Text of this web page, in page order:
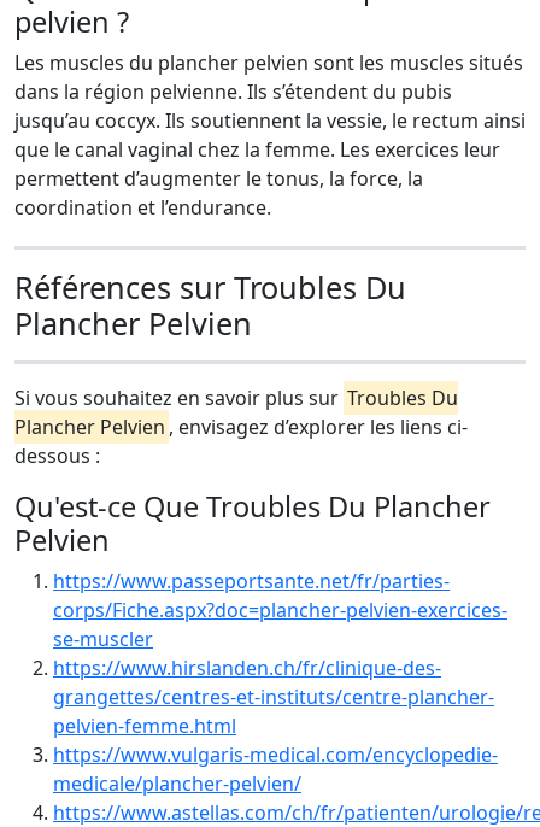
pelvien ?
Les muscles du plancher pelvien sont les muscles situés
dans la région pelvienne. Ils s’étendent du pubis
jusqu’au coccyx. Ils soutiennent la vessie, le rectum ainsi
que le canal vaginal chez la femme. Les exercices leur
permettent d’augmenter le tonus, la force, la
coordination et l’endurance.
Références sur Troubles Du
Plancher Pelvien
Si vous souhaitez en savoir plus sur Troubles Du
Plancher Pelvien , envisagez d’explorer les liens ci-
dessous :
Qu'est-ce Que Troubles Du Plancher
Pelvien
https://www.passeportsante.net/fr/parties-
corps/Fiche.aspx?doc=plancher-pelvien-exercices-
se-muscler
https://www.hirslanden.ch/fr/clinique-des-
grangettes/centres-et-instituts/centre-plancher-
pelvien-femme.html
https://www.vulgaris-medical.com/encyclopedie-
medicale/plancher-pelvien/
https://www.astellas.com/ch/fr/patienten/urologie/